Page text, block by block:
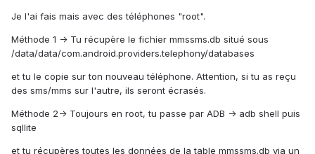
Je l'ai fais mais avec des téléphones "root".
Méthode 1 -> Tu récupère le fichier mmssms.db situé sous
/data/data/com.android.providers.telephony/databases
et tu le copie sur ton nouveau téléphone. Attention, si tu as reçu
des sms/mms sur l'autre, ils seront écrasés.
Méthode 2-> Toujours en root, tu passe par ADB -> adb shell puis
sqllite
et tu récupères toutes les données de la table mmssms.db via un